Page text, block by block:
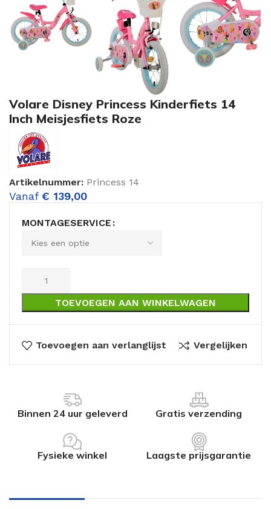
Volare Disney Princess Kinderfiets 14
Inch Meisjesfiets Roze
Artikelnummer: Princess 14
Vanaf € 139,00
MONTAGESERVICE
TOEVOEGEN AAN WINKELWAGEN
Toevoegen aan verlanglijst Vergelijken
Binnen 24 uur geleverd Gratis verzending
Fysieke winkel Laagste prijsgarantie